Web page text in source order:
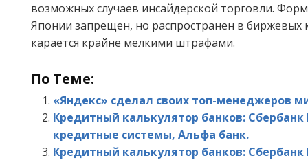
возможных случаев инсайдерской торговли.
Японии запрещен, но распространен в биржевых
карается крайне мелкими штрафами.
По Теме:
«Яндекс» сделал своих топ-менеджеров
Кредитный калькулятор банков:
кредитные системы, Альфа банк.
Кредитный калькулятор банков: Сбербанк